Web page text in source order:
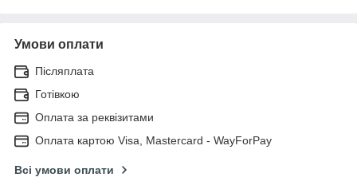
Умови оплати
Післяплата
Готівкою
Оплата за реквізитами
Оплата картою Visa, Mastercard - WayForPay
Всі умови оплати